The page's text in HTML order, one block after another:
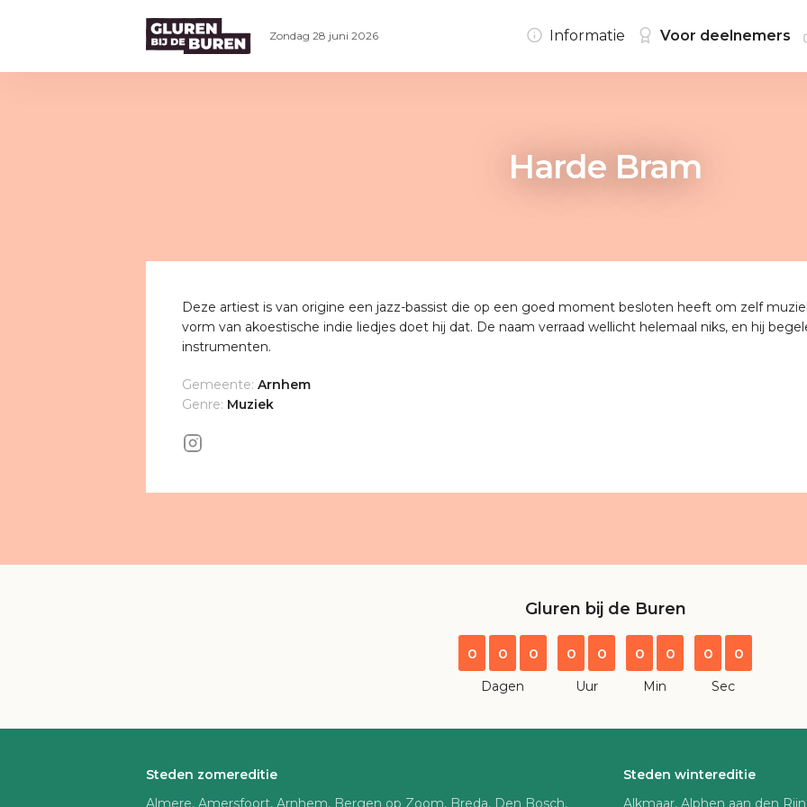
Harde Bram
Deze artiest is van origine een jazz-bassist die op een goed moment besloten heeft om zelf
vorm van akoestische indie liedjes doet hij dat. De naam verraad wellicht helemaal niks, en hij
instrumenten.
Gemeente: Arnhem
Genre: Muziek
Gluren bij de Buren
0 0 0
Dagen
0 0
Uur
0 0
Min
0 0
Sec
Steden zomereditie
Almere, Amersfoort, Arnhem, Bergen op Zoom, Breda, Den Bosch,
Steden wintereditie
Alkmaar, Alphen aan den
Zondag 28 juni 2026 Informatie Voor deelnemers